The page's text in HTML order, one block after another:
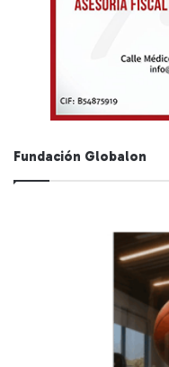
Fundación Globalon